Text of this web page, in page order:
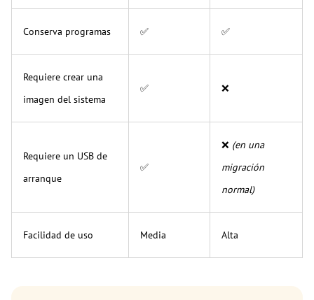
Conserva programas ✅ ✅
Requiere crear una
imagen del sistema
✅ ❌
Requiere un USB de
arranque
✅
❌ (en una
migración
normal)
Facilidad de uso Media Alta